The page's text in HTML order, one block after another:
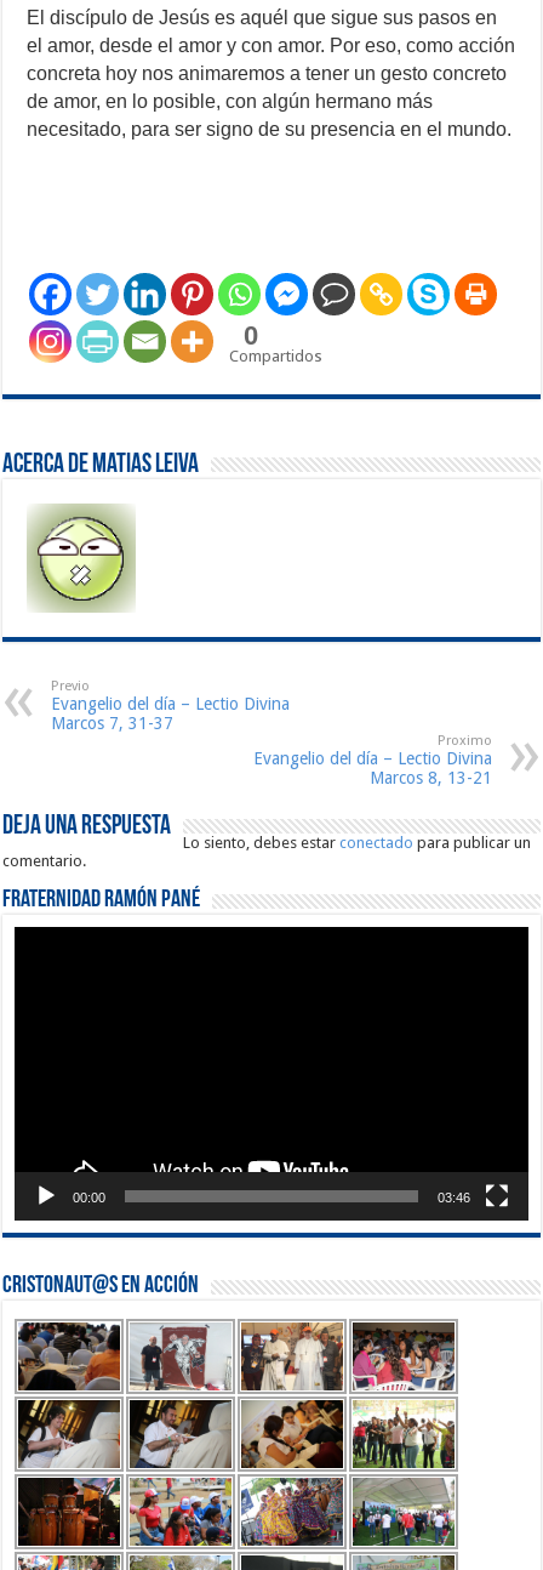
El discípulo de Jesús es aquél que sigue sus pasos en
el amor, desde el amor y con amor. Por eso, como acción
concreta hoy nos animaremos a tener un gesto concreto
de amor, en lo posible, con algún hermano más
necesitado, para ser signo de su presencia en el mundo.
0
Compartidos
Acerca de Matias Leiva
Previo
Evangelio del día – Lectio Divina
Marcos 7, 31-37
Proximo
Evangelio del día – Lectio Divina
Marcos 8, 13-21
Deja una respuesta
Lo siento, debes estarconectado para publicar un
comentario.
Fraternidad Ramón Pané
00:00 03:46
Cristonaut@s en Acción